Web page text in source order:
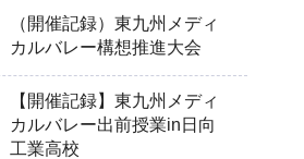
（開催記録）東九州メディ
カルバレー構想推進大会
【開催記録】東九州メディ
カルバレー出前授業in日向
工業高校